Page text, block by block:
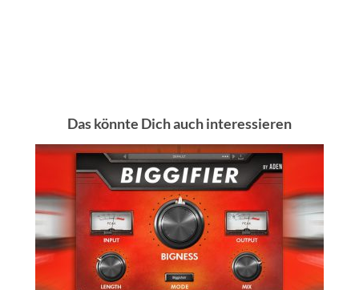
Das könnte Dich auch interessieren